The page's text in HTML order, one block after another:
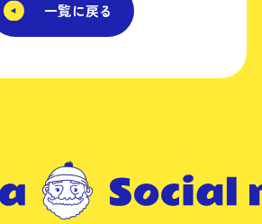
一覧に戻る